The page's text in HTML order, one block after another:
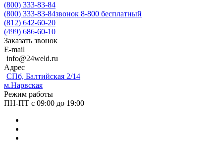
(800) 333-83-84
(800) 333-83-84звонок 8-800 бесплатный
(812) 642-60-20
(499) 686-60-10
Заказать звонок
E-mail
info@24weld.ru
Адрес
СПб, Балтийская 2/14
м.Нарвская
Режим работы
ПН-ПТ с 09:00 до 19:00